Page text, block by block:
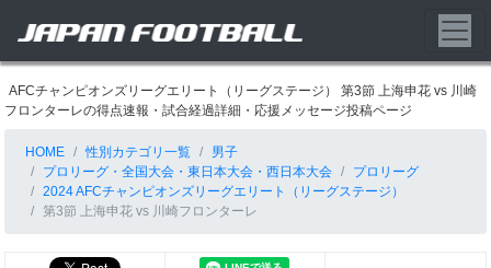
AFCチャンピオンズリーグエリート（リーグステージ） 第3節 上海申花 vs 川崎
フロンターレの得点速報・試合経過詳細・応援メッセージ投稿ページ
HOME 性別カテゴリ一覧
男子
プロリーグ・全国大会・東日本大会・西日本大会
プロリーグ
2024 AFCチャンピオンズリーグエリート（リーグステージ）
第3節 上海申花 vs 川崎フロンターレ